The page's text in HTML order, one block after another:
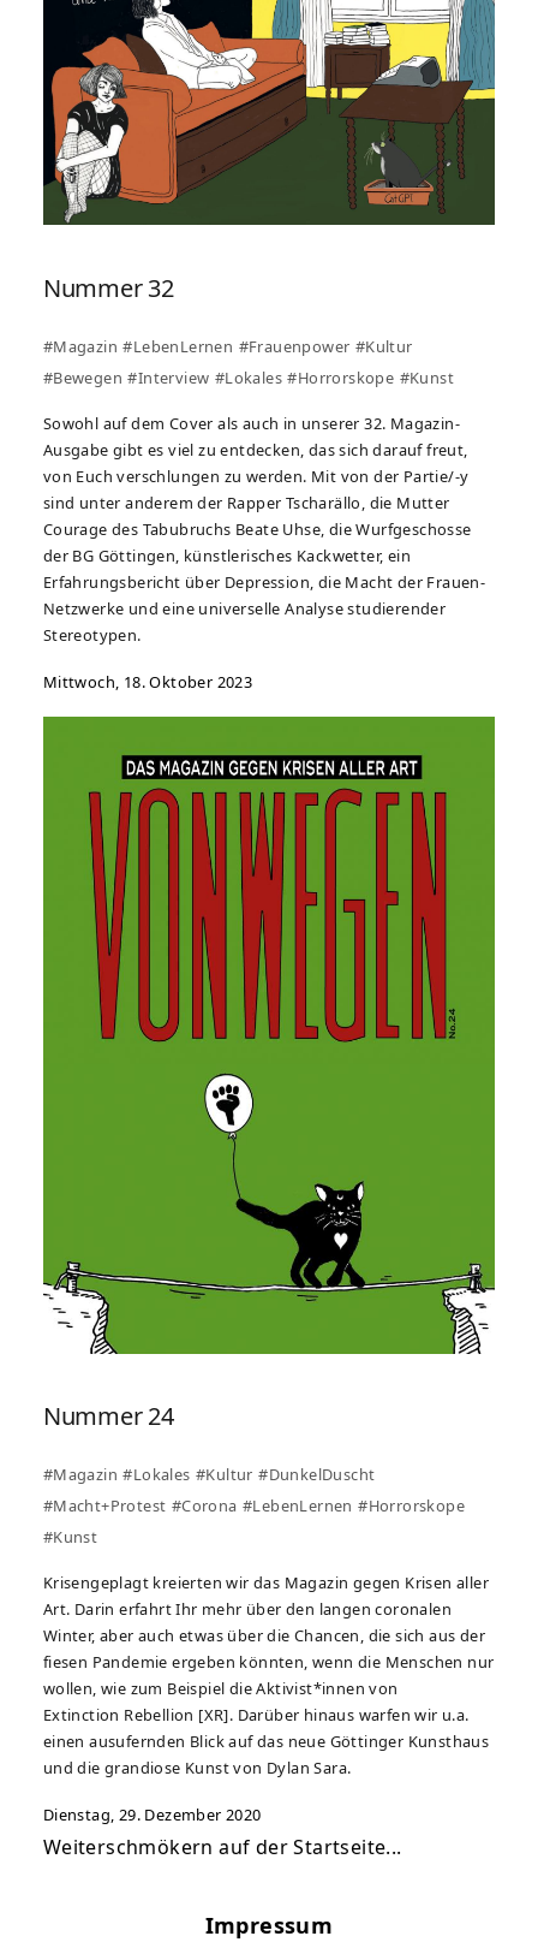
Nummer 32
#Magazin #LebenLernen #Frauenpower #Kultur
#Bewegen #Interview #Lokales #Horrorskope #Kunst
Sowohl auf dem Cover als auch in unserer 32. Magazin-
Ausgabe gibt es viel zu entdecken, das sich darauf freut,
von Euch verschlungen zu werden. Mit von der Partie/-y
sind unter anderem der Rapper Tscharällo, die Mutter
Courage des Tabubruchs Beate Uhse, die Wurfgeschosse
der BG Göttingen, künstlerisches Kackwetter, ein
Erfahrungsbericht über Depression, die Macht der Frauen-
Netzwerke und eine universelle Analyse studierender
Stereotypen.
Mittwoch, 18. Oktober 2023
Nummer 24
#Magazin #Lokales #Kultur #DunkelDuscht
#Macht+Protest #Corona #LebenLernen #Horrorskope
#Kunst
Krisengeplagt kreierten wir das Magazin gegen Krisen aller
Art. Darin erfahrt Ihr mehr über den langen coronalen
Winter, aber auch etwas über die Chancen, die sich aus der
fiesen Pandemie ergeben könnten, wenn die Menschen nur
wollen, wie zum Beispiel die Aktivist*innen von
Extinction Rebellion [XR]. Darüber hinaus warfen wir u.a.
einen ausufernden Blick auf das neue Göttinger Kunsthaus
und die grandiose Kunst von Dylan Sara.
Dienstag, 29. Dezember 2020
Weiterschmökern auf der Startseite...
Impressum